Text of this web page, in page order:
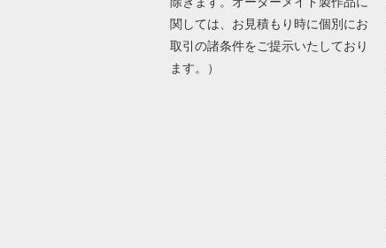
関しては、お見積もり時に個別にお
取引の諸条件をご提示いたしており
ます。）